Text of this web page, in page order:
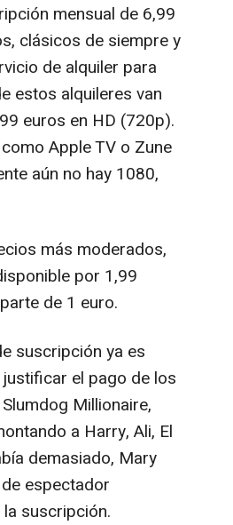
mensual de 6,99
clásicos de siempre y
de alquiler para
estos alquileres van
euros en HD (720p).
Apple TV o Zune
aún no hay 1080,
más moderados,
por 1,99
de 1 euro.
suscripción ya es
el pago de los
Millionaire,
a Harry, Ali, El
demasiado, Mary
espectador
suscripción.